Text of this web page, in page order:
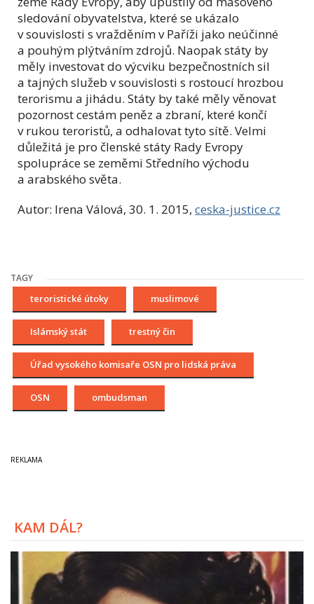
sledování obyvatelstva, které se ukázalo
v souvislosti s vražděním v Paříži jako neúčinné
a pouhým plýtváním zdrojů. Naopak státy by
měly investovat do výcviku bezpečnostních sil
a tajných služeb v souvislosti s rostoucí hrozbou
terorismu a jihádu. Státy by také měly věnovat
pozornost cestám peněz a zbraní, které končí
v rukou teroristů, a odhalovat tyto sítě. Velmi
důležitá je pro členské státy Rady Evropy
spolupráce se zeměmi Středního východu
a arabského světa.
Autor: Irena Válová, 30. 1. 2015, ceska-justice.cz
TAGY
teroristické útoky muslimové
Islámský stát trestný čin
Úřad vysokého komisaře OSN pro lidská práva
OSN ombudsman
KAM DÁL?